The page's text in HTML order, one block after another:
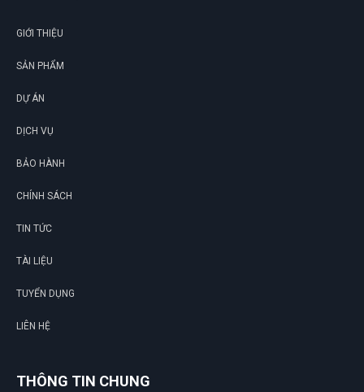
GIỚI THIỆU
SẢN PHẨM
DỰ ÁN
DỊCH VỤ
BẢO HÀNH
CHÍNH SÁCH
TIN TỨC
TÀI LIỆU
TUYỂN DỤNG
LIÊN HỆ
THÔNG TIN CHUNG